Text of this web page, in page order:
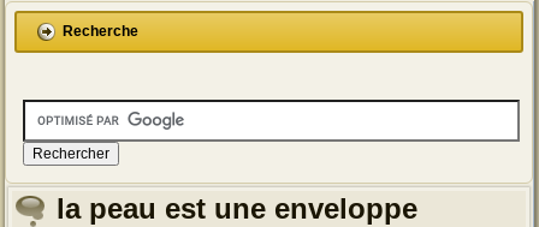
Recherche
la peau est une enveloppe